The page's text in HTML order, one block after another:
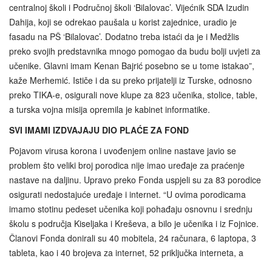
centralnoj školi i Područnoj školi ‘Bilalovac’. Vijećnik SDA Izudin
Dahija, koji se odrekao paušala u korist zajednice, uradio je
fasadu na PŠ ‘Bilalovac’. Dodatno treba istaći da je i Medžlis
preko svojih predstavnika mnogo pomogao da budu bolji uvjeti za
učenike. Glavni imam Kenan Bajrić posebno se u tome istakao”,
kaže Merhemić. Ističe i da su preko prijatelji iz Turske, odnosno
preko TIKA-e, osigurali nove klupe za 823 učenika, stolice, table,
a turska vojna misija opremila je kabinet informatike.
SVI IMAMI IZDVAJAJU DIO PLAĆE ZA FOND
Pojavom virusa korona i uvođenjem online nastave javio se
problem što veliki broj porodica nije imao uređaje za praćenje
nastave na daljinu. Upravo preko Fonda uspjeli su za 83 porodice
osigurati nedostajuće uređaje i internet. “U ovima porodicama
imamo stotinu pedeset učenika koji pohađaju osnovnu i srednju
školu s područja Kiseljaka i Kreševa, a bilo je učenika i iz Fojnice.
Članovi Fonda donirali su 40 mobitela, 24 računara, 6 laptopa, 3
tableta, kao i 40 brojeva za internet, 52 priključka interneta, a